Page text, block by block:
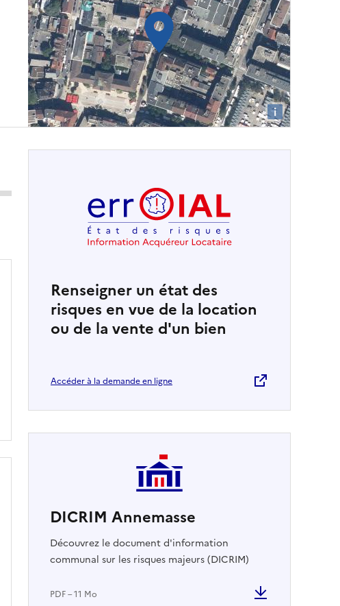
i
Renseigner un état des
risques en vue de la location
ou de la vente d'un bien
Accéder à la demande en ligne
DICRIM Annemasse
PDF – 11 Mo
Découvrez le document d'information
communal sur les risques majeurs (DICRIM)